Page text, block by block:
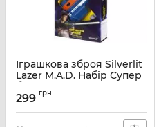
Іграшкова зброя Silverlit
Lazer M.A.D. Набір Супер
бластер (модуль,
рукоятка) LM-86850
Артикул: LM-86850
299 грн